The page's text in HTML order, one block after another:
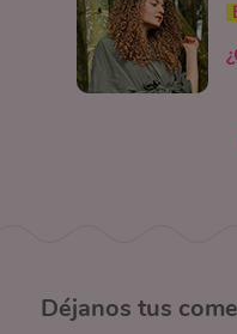
Déjanos tus